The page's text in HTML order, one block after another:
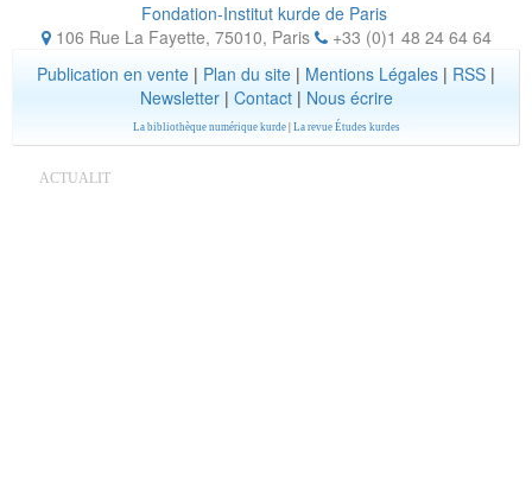
Fondation-Institut kurde de Paris
106 Rue La Fayette, 75010, Paris
+33 (0)1 48 24 64 64
Publication en vente | Plan du site | Mentions Légales | RSS |
Newsletter| Contact| Nous écrire
La bibliothèque numérique kurde| La revue Études kurdes
ACTUALIT